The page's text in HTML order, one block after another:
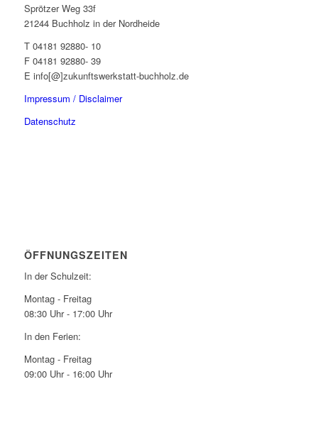
Sprötzer Weg 33f
21244 Buchholz in der Nordheide
T 04181 92880- 10
F 04181 92880- 39
E info[@]zukunftswerkstatt-buchholz.de
Impressum / Disclaimer
Datenschutz
ÖFFNUNGSZEITEN
In der Schulzeit:
Montag - Freitag
08:30 Uhr - 17:00 Uhr
In den Ferien:
Montag - Freitag
09:00 Uhr - 16:00 Uhr